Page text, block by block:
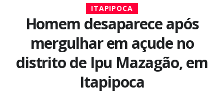
ITAPIPOCA
Homem desaparece após
mergulhar em açude no
distrito de Ipu Mazagão, em
Itapipoca